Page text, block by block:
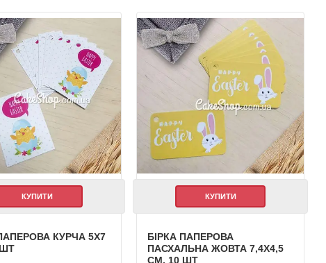
КУПИТИ
КУРЧА 5Х7
КУПИТИ
БІРКА ПАПЕРОВА
ПАСХАЛЬНА ЖОВТА 7,4Х4,5
СМ, 10 ШТ